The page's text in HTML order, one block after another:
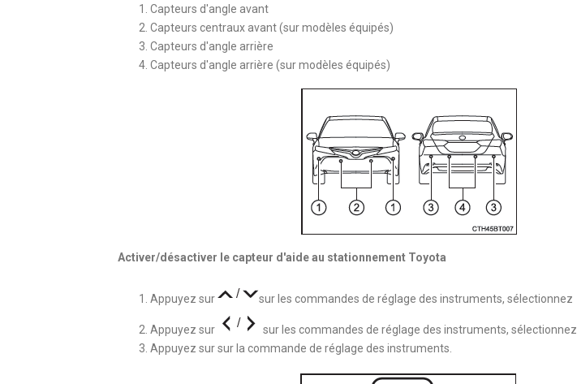
Capteurs d'angle avant
Capteurs centraux avant (sur modèles équipés)
Capteurs d'angle arrière
Capteurs d'angle arrière (sur modèles équipés)
Activer/désactiver le capteur d'aide au stationnement Toyota
Appuyez sur sur les commandes de réglage des instruments, sélectionnez
Appuyez sur sur les commandes de réglage des instruments, sélectionnez
Appuyez sur sur la commande de réglage des instruments.